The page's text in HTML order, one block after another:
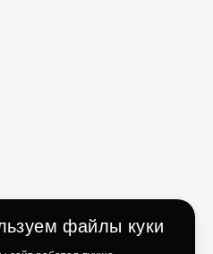
файлы куки